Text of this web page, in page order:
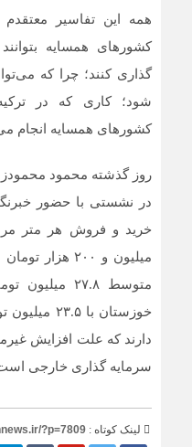
همه این تفاسیر
کشور‌های همسایه
گذاری کنند؛ چرا که
شود؛ کاری که در
کشور‌های همسایه انجام
روز گذشته محمود
در نشستی با حضور
میلیون و ۲۰۰
متوسط ۲۷.۸
خوزستان با
دارند که علت افزایش
سرمایه گذاری خارجی
لینک کوتاه : ?p=7809